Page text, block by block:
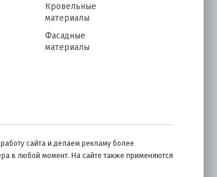
Кровельные
материалы
Фасадные
материалы
сайта и делаем рекламу более
в любой момент. На сайте также применяются